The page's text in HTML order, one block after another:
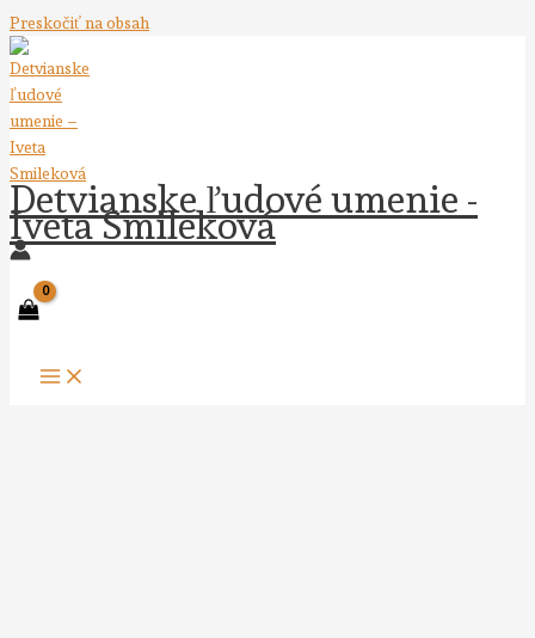
Preskočiť na obsah
Detvianske ľudové umenie -
Iveta Smileková